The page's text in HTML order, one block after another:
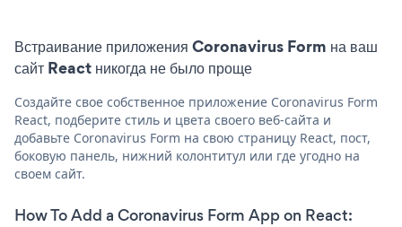
Встраивание приложения Coronavirus Form на ваш
сайт React никогда не было проще
Создайте свое собственное приложение Coronavirus Form
React, подберите стиль и цвета своего веб-сайта и
добавьте Coronavirus Form на свою страницу React, пост,
боковую панель, нижний колонтитул или где угодно на
своем сайт.
How To Add a Coronavirus Form App on React: